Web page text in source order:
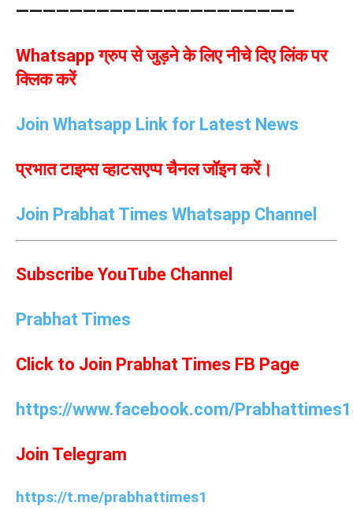
————————————————————–
Whatsapp ग्रुप से जुड़ने के लिए नीचे दिए लिंक पर
क्लिक करें
Join Whatsapp Link for Latest News
प्रभात टाइम्स व्हाटसएप्प चैनल जॉइन करें।
Join Prabhat Times Whatsapp Channel
Subscribe YouTube Channel
Prabhat Times
Click to Join Prabhat Times FB Page
https://www.facebook.com/
Join Telegram
https://t.me/prabhattimes1